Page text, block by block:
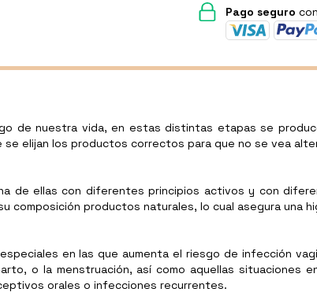
Pago seguro
de nuestra vida, en estas distintas etapas se
elijan los productos correctos para que no se vea
de ellas con diferentes principios activos y con
composición productos naturales, lo cual asegura una
en las que aumenta el riesgo de infección
o la menstruación, así como aquellas
orales o infecciones recurrentes.